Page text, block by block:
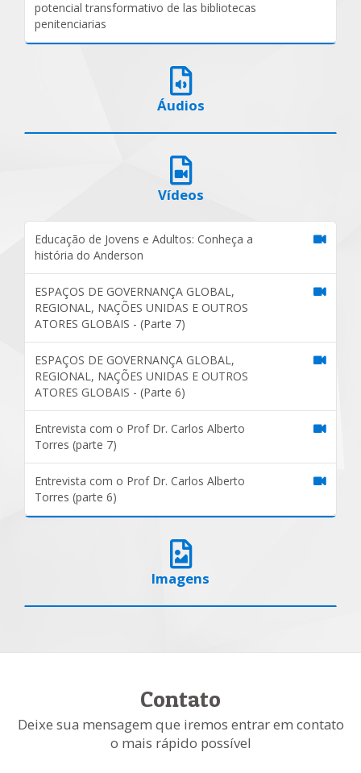
potencial transformativo de las bibliotecas
penitenciarias
Áudios
Vídeos
Educação de Jovens e Adultos: Conheça a
história do Anderson
ESPAÇOS DE GOVERNANÇA GLOBAL,
REGIONAL, NAÇÕES UNIDAS E OUTROS
ATORES GLOBAIS - (Parte 7)
ESPAÇOS DE GOVERNANÇA GLOBAL,
REGIONAL, NAÇÕES UNIDAS E OUTROS
ATORES GLOBAIS - (Parte 6)
Entrevista com o Prof Dr. Carlos Alberto
Torres (parte 7)
Entrevista com o Prof Dr. Carlos Alberto
Torres (parte 6)
Imagens
Contato
Deixe sua mensagem que iremos entrar em contato
o mais rápido possível